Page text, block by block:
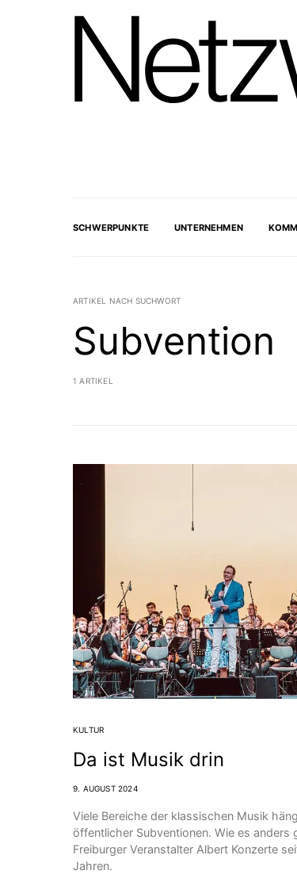
SCHWERPUNKTE UNTERNEHMEN
ARTIKEL NACH SUCHWORT
Subvention
1 ARTIKEL
KULTUR
Da ist Musik drin
9. AUGUST 2024
Viele Bereiche der klassischen Musik
öffentlicher Subventionen. Wie es anders
Freiburger Veranstalter Albert Konzerte
Jahren.